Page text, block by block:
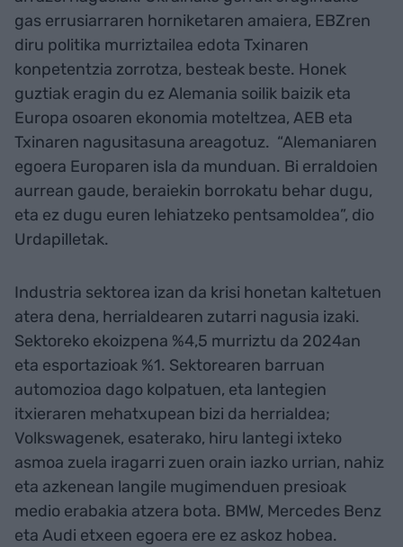
gas errusiarraren horniketaren amaiera, EBZren
diru politika murriztailea edota Txinaren
konpetentzia zorrotza, besteak beste. Honek
guztiak eragin du ez Alemania soilik baizik eta
Europa osoaren ekonomia moteltzea, AEB eta
Txinaren nagusitasuna areagotuz. “Alemaniaren
egoera Europaren isla da munduan. Bi erraldoien
aurrean gaude, beraiekin borrokatu behar dugu,
eta ez dugu euren lehiatzeko pentsamoldea”, dio
Urdapilletak.
Industria sektorea izan da krisi honetan kaltetuen
atera dena, herrialdearen zutarri nagusia izaki.
Sektoreko ekoizpena %4,5 murriztu da 2024an
eta esportazioak %1. Sektorearen barruan
automozioa dago kolpatuen, eta lantegien
itxieraren mehatxupean bizi da herrialdea;
Volkswagenek, esaterako, hiru lantegi ixteko
asmoa zuela iragarri zuen orain iazko urrian, nahiz
eta azkenean langile mugimenduen presioak
medio erabakia atzera bota. BMW, Mercedes Benz
eta Audi etxeen egoera ere ez askoz hobea.